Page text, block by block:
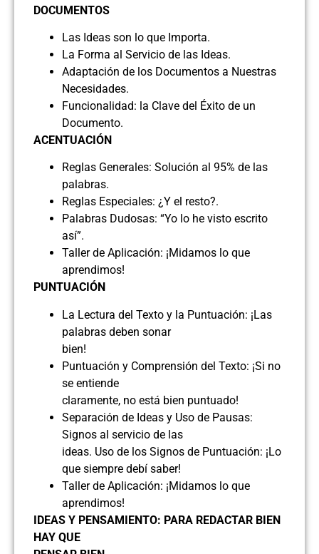
DOCUMENTOS
Las Ideas son lo que Importa.
La Forma al Servicio de las Ideas.
Adaptación de los Documentos a Nuestras
Necesidades.
Funcionalidad: la Clave del Éxito de un
Documento.
ACENTUACIÓN
Reglas Generales: Solución al 95% de las
palabras.
Reglas Especiales: ¿Y el resto?.
Palabras Dudosas: “Yo lo he visto escrito
así”.
Taller de Aplicación: ¡Midamos lo que
aprendimos!
PUNTUACIÓN
La Lectura del Texto y la Puntuación: ¡Las
palabras deben sonar
bien!
Puntuación y Comprensión del Texto: ¡Si no
se entiende
claramente, no está bien puntuado!
Separación de Ideas y Uso de Pausas:
Signos al servicio de las
ideas. Uso de los Signos de Puntuación: ¡Lo
que siempre debí saber!
Taller de Aplicación: ¡Midamos lo que
aprendimos!
IDEAS Y PENSAMIENTO: PARA REDACTAR BIEN
HAY QUE